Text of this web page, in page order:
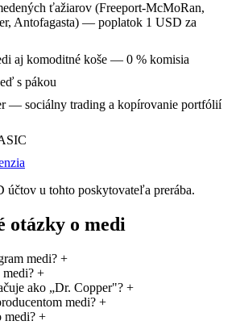
ťažiarov (Freeport-McMoRan,
Antofagasta) — poplatok 1 USD za
aj komoditné koše — 0 % komisia
s pákou
— sociálny trading a kopírovanie portfólií
účtov u tohto poskytovateľa prerába.
otázky o medi
medi? +
+
ako „Dr. Copper"? +
medi? +
medi? +